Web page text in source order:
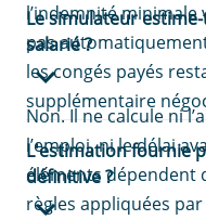
l’indemnité minimale
pas
les congés payés
supplémentaire
Le simulateur
salarié ?
Non. Il ne calcule ni
l’emploi, ni le délai
éléments dépendent
règles appliquées
L'estimation fournie
définitive ?